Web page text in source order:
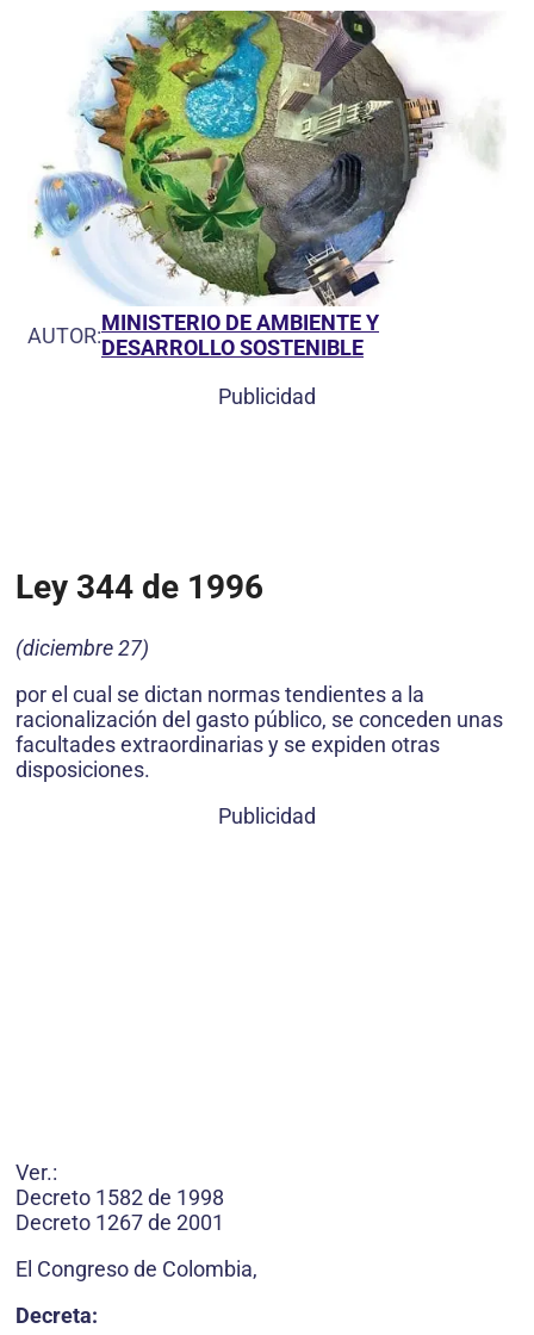
AUTOR:MINISTERIO DE AMBIENTE Y
DESARROLLO SOSTENIBLE
Publicidad
Ley 344 de 1996
(diciembre 27)
por el cual se dictan normas tendientes a la
racionalización del gasto público, se conceden unas
facultades extraordinarias y se expiden otras
disposiciones.
Publicidad
Ver.:
Decreto 1582 de 1998
Decreto 1267 de 2001
El Congreso de Colombia,
Decreta: